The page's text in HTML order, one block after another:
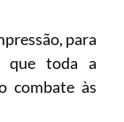
para
que toda a
combate às